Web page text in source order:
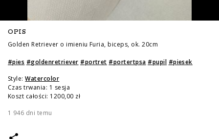
OPIS
Golden Retriever o imieniu Furia, biceps, ok. 20cm
#pies #goldenretriever #portret #portertpsa #pupil #piesek
Style: Watercolor
Czas trwania: 1 sesja
Koszt całości: 1200,00 zł
1 946 dni temu